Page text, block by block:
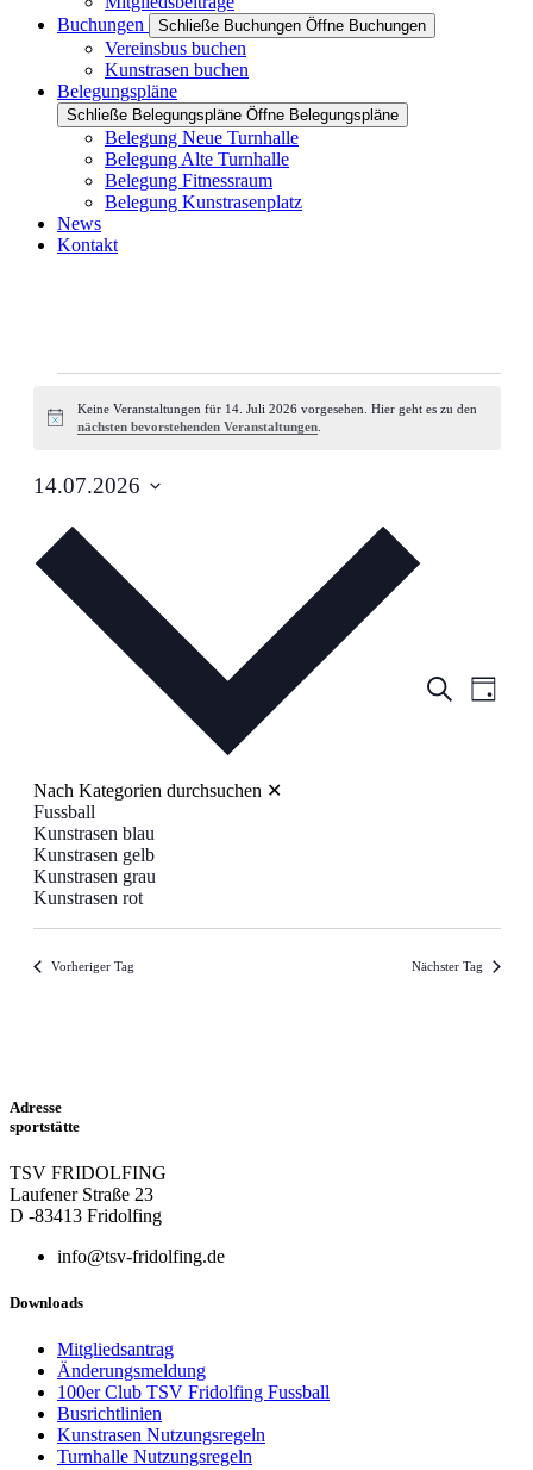
Buchungen
Schließe Buchungen Öffne Buchungen
Vereinsbus buchen
Kunstrasen buchen
Belegungspläne
Schließe Belegungspläne Öffne Belegungspläne
Belegung Neue Turnhalle
Belegung Alte Turnhalle
Belegung Fitnessraum
Belegung Kunstrasenplatz
News
Kontakt
für
Juli
Hinweis
Keine Veranstaltungen für 14. Juli 2026 vorgesehen. Hier geht es zu den
nächsten bevorstehenden Veranstaltungen
Suche
Tag
14.07.2026
wählen.
Nach Kategorien durchsuchen ✕
Fussball
Kunstrasen blau
Kunstrasen gelb
Kunstrasen grau
Kunstrasen rot
Vorheriger Tag Nächster Tag
Adresse
sportstätte
TSV FRIDOLFING
Laufener Straße 23
D -83413 Fridolfing
info@tsv-fridolfing.de
Downloads
Mitgliedsantrag
Änderungsmeldung
100er Club TSV Fridolfing Fussball
Busrichtlinien
Kunstrasen Nutzungsregeln
Turnhalle Nutzungsregeln